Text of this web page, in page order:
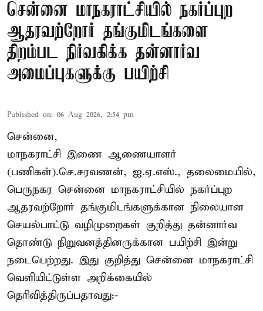
சென்னை மாநகராட்சியில் நகர்ப்புற
ஆதரவற்றோர் தங்குமிடங்களை
திறம்பட நிர்வகிக்க தன்னார்வ
அமைப்புகளுக்கு பயிற்சி
Published on: 06 Aug 2026, 2:54 pm
சென்னை,
மாநகராட்சி இணை ஆணையாளர்
(பணிகள்).செ.சரவணன், ஐ.ஏ.எஸ்., தலைமையில்,
பெருநகர சென்னை மாநகராட்சியில் நகர்ப்புற
ஆதரவற்றோர் தங்குமிடங்களுக்கான நிலையான
செயல்பாட்டு வழிமுறைகள் குறித்து தன்னார்வ
தொண்டு நிறுவனத்தினருக்கான பயிற்சி இன்று
நடைபெற்றது. இது குறித்து சென்னை மாநகராட்சி
வெளியிட்டுள்ள அறிக்கையில்
தெரிவித்திருப்பதாவது:-